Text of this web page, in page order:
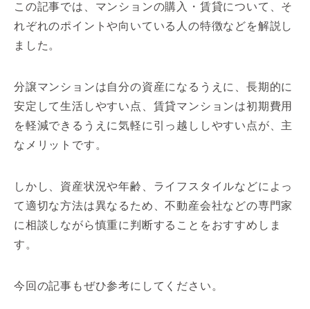
この記事では、マンションの購入・賃貸について、そ
れぞれのポイントや向いている人の特徴などを解説し
ました。
分譲マンションは自分の資産になるうえに、長期的に
安定して生活しやすい点、賃貸マンションは初期費用
を軽減できるうえに気軽に引っ越ししやすい点が、主
なメリットです。
しかし、資産状況や年齢、ライフスタイルなどによっ
て適切な方法は異なるため、不動産会社などの専門家
に相談しながら慎重に判断することをおすすめしま
す。
今回の記事もぜひ参考にしてください。